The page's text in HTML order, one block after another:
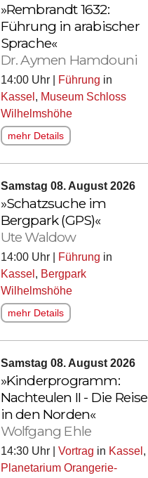
»Rembrandt 1632:
Führung in arabischer
Sprache«
Dr. Aymen Hamdouni
14:00 Uhr | Führung in
Kassel , Museum Schloss
Wilhelmshöhe
mehr Details
Samstag 08. August 2026
»Schatzsuche im
Bergpark (GPS)«
Ute Waldow
14:00 Uhr | Führung in
Kassel , Bergpark
Wilhelmshöhe
mehr Details
Samstag 08. August 2026
»Kinderprogramm:
Nachteulen II - Die Reise
in den Norden«
Wolfgang Ehle
14:30 Uhr | Vortrag in Kassel ,
Planetarium Orangerie-